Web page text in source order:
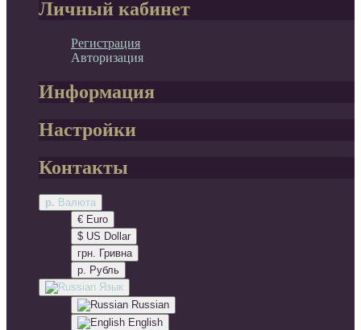
Личный кабинет
Регистрация
Авторизация
Информация
Настройки
Контакты
р. Валюта
€ Euro
$ US Dollar
грн. Гривна
р. Рубль
Язык
Russian
English